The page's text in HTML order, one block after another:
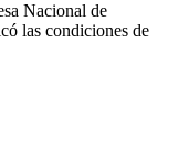
Nacional de
las condiciones de